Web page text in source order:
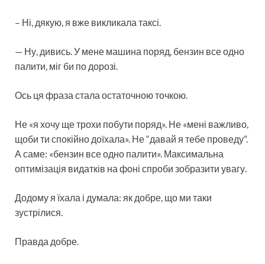
– Ні, дякую, я вже викликала таксі.
— Ну, дивись. У мене машина поряд, бензин все одно
палити, міг би по дорозі.
Ось ця фраза стала остаточною точкою.
Не «я хочу ще трохи побути поряд». Не «мені важливо,
щоби ти спокійно доїхала». Не “давай я тебе проведу”.
А саме: «бензин все одно палити». Максимальна
оптимізація видатків на фоні спроби зобразити увагу.
Додому я їхала і думала: як добре, що ми таки
зустрілися.
Правда добре.